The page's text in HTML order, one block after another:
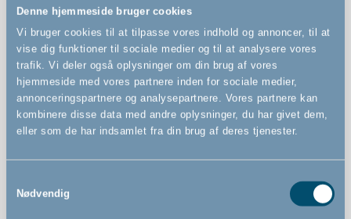
Denne hjemmeside bruger cookies
Vi bruger cookies til at tilpasse vores indhold og annoncer, til at
vise dig funktioner til sociale medier og til at analysere vores
trafik. Vi deler også oplysninger om din brug af vores
hjemmeside med vores partnere inden for sociale medier,
annonceringspartnere og analysepartnere. Vores partnere kan
kombinere disse data med andre oplysninger, du har givet dem,
eller som de har indsamlet fra din brug af deres tjenester.
Nødvendig
Features
Presmonteret sikkerhedsgitter
Quick Close og Silent Close gør det nemt og lydløst at
lukke gitteret